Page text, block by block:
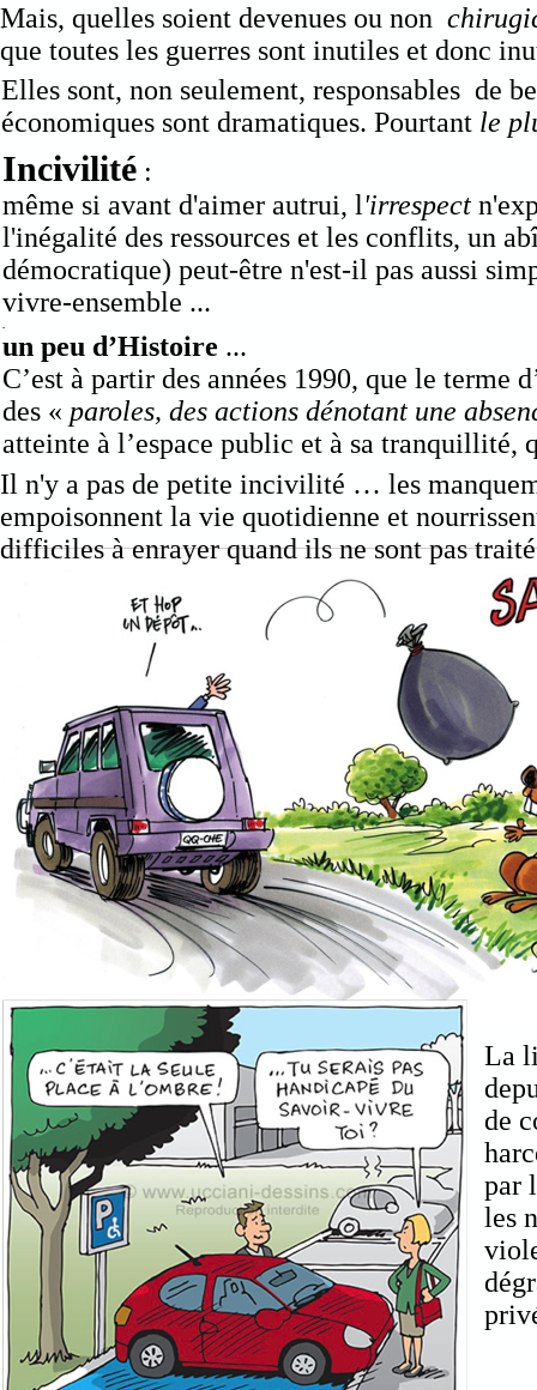
.
Il n'y a pas de petite incivilité … les
empoisonnent la vie quotidienne et
difficiles à enrayer quand ils ne sont pas
Incivilité:
même si avant d'aimer autrui, l'irrespect
l'inégalité des ressources et les conflits, un
démocratique) peut-être n'est-il pas aussi
vivre-ensemble ...
.
un peu d’Histoire ...
C’est à partir des années 1990, que le terme
des « paroles, des actions dénotant une
atteinte à l’espace public et à sa
Elles sont, non seulement, responsables de
économiques sont dramatiques. Pourtant le
La
de
par
les
Mais, quelles soient devenues ou non
que toutes les guerres sont inutiles et donc